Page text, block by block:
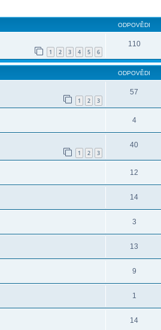
ODPOVĚDI
1 2 3 4 5 6
110
ODPOVĚDI
1 2 3
57
4
1 2 3
40
12
14
3
13
9
1
14